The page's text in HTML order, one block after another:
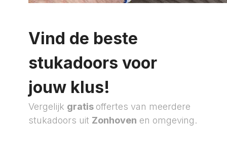
Vind de beste
stukadoors voor
jouw klus!
Vergelijk gratis offertes van meerdere
stukadoors uit Zonhoven en omgeving.